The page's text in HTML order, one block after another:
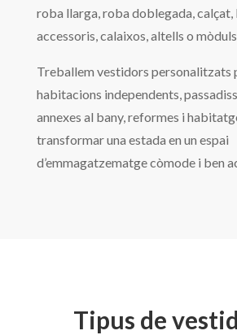
roba llarga, roba doblegada, calçat,
accessoris, calaixos, altells o
Treballem vestidors personalitzats
habitacions independents,
annexes al bany, reformes i
transformar una estada en un espai
d’emmagatzematge còmode i ben
Tipus de